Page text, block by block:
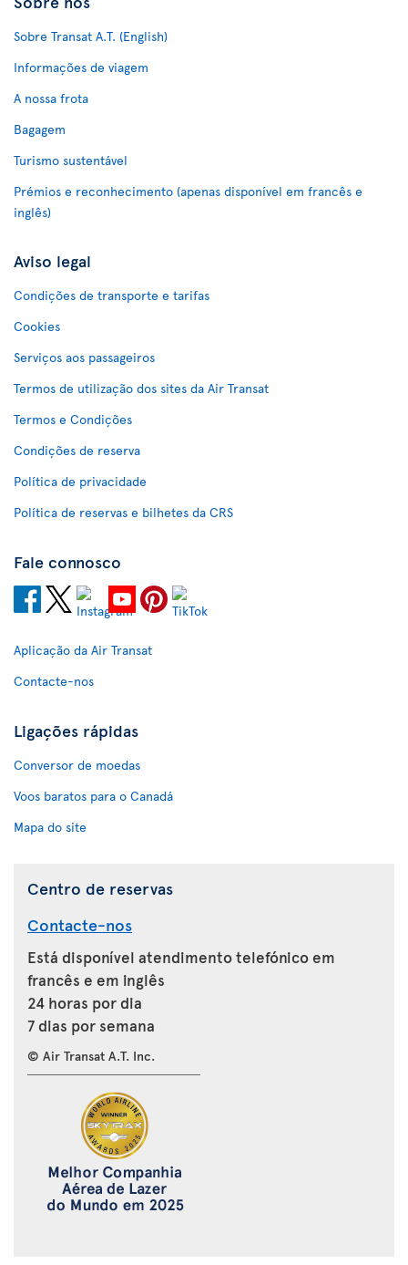
Sobre Transat A.T. (English)
Informações de viagem
A nossa frota
Bagagem
Turismo sustentável
Prémios e reconhecimento (apenas disponível em francês e
inglês)
Aviso legal
Condições de transporte e tarifas
Cookies
Serviços aos passageiros
Termos de utilização dos sites da Air Transat
Termos e Condições
Condições de reserva
Política de privacidade
Política de reservas e bilhetes da CRS
Fale connosco
Aplicação da Air Transat
Contacte-nos
Ligações rápidas
Conversor de moedas
Voos baratos para o Canadá
Mapa do site
Centro de reservas
Contacte-nos
Está disponível atendimento telefónico em
francês e em inglês
24 horas por dia
7 dias por semana
© Air Transat A.T. Inc.